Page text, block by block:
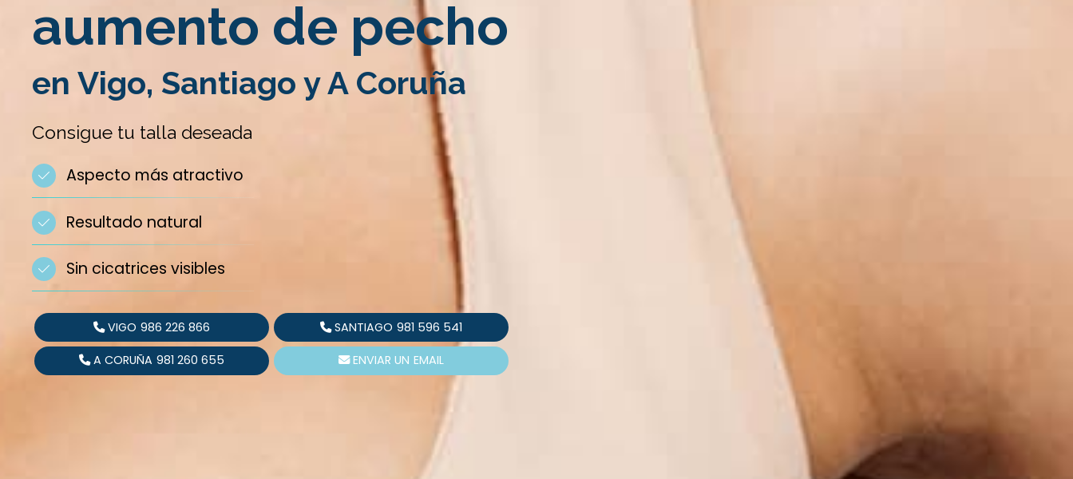
aumento de pecho
en Vigo, Santiago y A Coruña
Consigue tu talla deseada
Aspecto más atractivo
Resultado natural
Sin cicatrices visibles
VIGO 986 226 866 SANTIAGO 981 596 541
A CORUÑA 981 260 655 ENVIAR UN EMAIL